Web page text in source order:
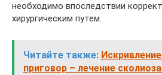
необходимо впоследствии
хирургическим путем.
Читайте также:
приговор – лечение